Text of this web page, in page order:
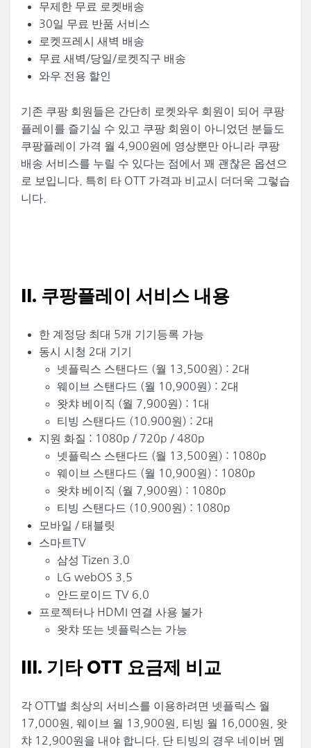
무제한 무료 로켓배송
30일 무료 반품 서비스
로켓프레시 새벽 배송
무료 새벽/당일/로켓직구 배송
와우 전용 할인
기존 쿠팡 회원들은 간단히 로켓와우 회원이 되어 쿠팡
플레이를 즐기실 수 있고 쿠팡 회원이 아니었던 분들도
쿠팡플레이 가격 월 4,900원에 영상뿐만 아니라 쿠팡
배송 서비스를 누릴 수 있다는 점에서 꽤 괜찮은 옵션으
로 보입니다. 특히 타 OTT 가격과 비교시 더더욱 그렇습
니다.
II. 쿠팡플레이 서비스 내용
한 계정당 최대 5개 기기등록 가능
동시 시청 2대 기기
넷플릭스 스탠다드 (월 13,500원) : 2대
웨이브 스탠다드 (월 10,900원) : 2대
왓챠 베이직 (월 7,900원) : 1대
티빙 스탠다드 (10.900원) : 2대
지원 화질 : 1080p / 720p / 480p
넷플릭스 스탠다드 (월 13,500원) : 1080p
웨이브 스탠다드 (월 10,900원) : 1080p
왓챠 베이직 (월 7,900원) : 1080p
티빙 스탠다드 (10.900원) : 1080p
모바일 / 태블릿
스마트TV
삼성 Tizen 3.0
LG webOS 3.5
안드로이드 TV 6.0
프로젝터나 HDMI 연결 사용 불가
왓챠 또는 넷플릭스는 가능
III. 기타 OTT 요금제 비교
각 OTT별 최상의 서비스를 이용하려면 넷플릭스 월
17,000원, 웨이브 월 13,900원, 티빙 월 16,000원, 왓
챠 12,900원을 내야 합니다. 단 티빙의 경우 네이버 멤